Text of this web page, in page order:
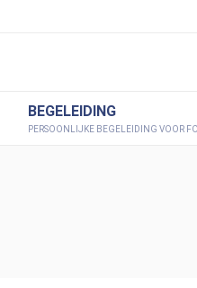
BEGELEIDING
PERSOONLIJKE BEGELEIDING VOOR